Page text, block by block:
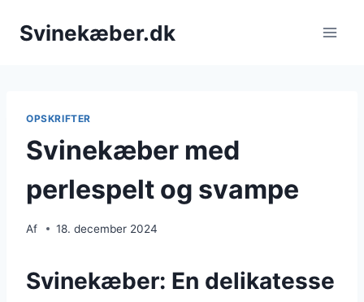
Svinekæber.dk
OPSKRIFTER
Svinekæber med
perlespelt og svampe
Af 18. december 2024
Svinekæber: En delikatesse